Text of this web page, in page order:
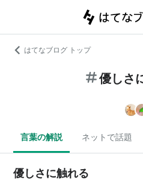
はてなブログ トップ
優しさ
言葉の解説 ネットで話題
優しさに触れる